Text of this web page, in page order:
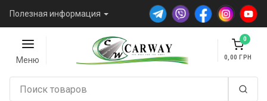
Полезная информация
Меню
0
0,00